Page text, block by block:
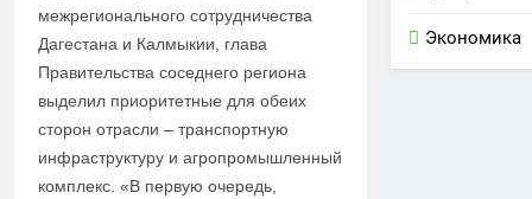
межрегионального сотрудничества
Дагестана и Калмыкии, глава
Правительства соседнего региона
выделил приоритетные для обеих
сторон отрасли – транспортную
инфраструктуру и агропромышленный
комплекс. «В первую очередь,
Экономика